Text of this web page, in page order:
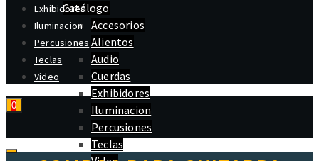
Catálogo
Accesorios
Alientos
Audio
Cuerdas
Exhibidores
Iluminacion
Percusiones
Teclas
Exhibidores
Iluminacion
Percusiones
Teclas
Video
0